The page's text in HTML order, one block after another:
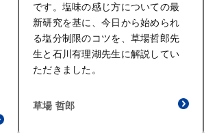
です。塩味の感じ方についての最
新研究を基に、今日から始められ
る塩分制限のコツを、草場哲郎先
生と石川有理湖先生に解説してい
ただきました。
草場 哲郎